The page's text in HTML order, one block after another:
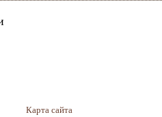
Карта сайта